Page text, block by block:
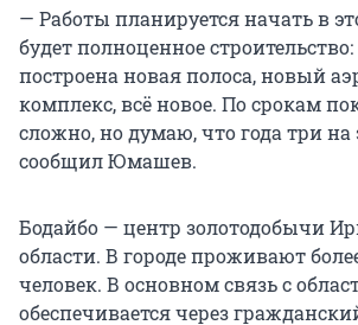
— Работы планируется начать в
будет полноценное строительство:
построена новая полоса, новый
комплекс, всё новое. По срокам
сложно, но думаю, что года три на
сообщил Юмашев.
Бодайбо — центр золотодобычи
области. В городе проживают
человек. В основном связь с
обеспечивается через